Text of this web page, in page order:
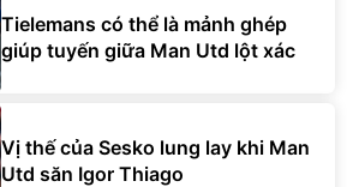
Tielemans có thể là mảnh ghép
giúp tuyến giữa Man Utd lột xác
Vị thế của Sesko lung lay khi Man
Utd săn Igor Thiago